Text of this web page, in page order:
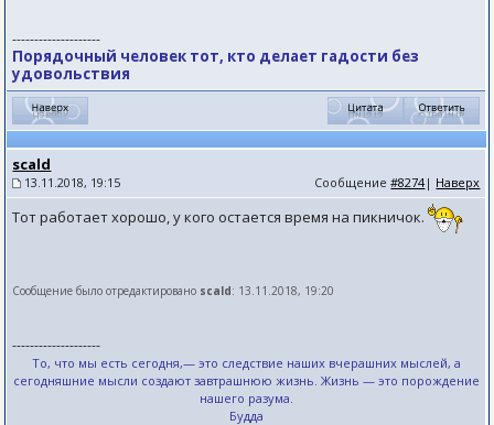
--------------------
Порядочный человек тот, кто делает гадости без
удовольствия
scald
13.11.2018, 19:15 Сообщение#8274| Наверх
Тот работает хорошо, у кого остается время на пикничок.
Сообщение было отредактировано scald: 13.11.2018, 19:20
--------------------
То, что мы есть сегодня,— это следствие наших вчерашних мыслей, а
сегодняшние мысли создают завтрашнюю жизнь. Жизнь — это порождение
нашего разума.
Будда